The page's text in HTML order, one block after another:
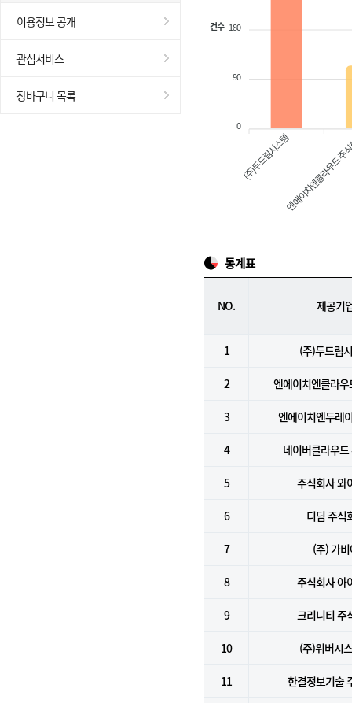
이용정보 공개
관심서비스
장바구니 목록
180
90
0
건수
(주)두드림시스템엔에이치엔클라우
통계표
NO. 제공기
1 (주)두드림
2 엔에이치엔클라
3 엔에이치엔두레
4 네이버클라우
5 주식회사 와
6 디딤 주식
7 (주) 가
8 주식회사 아
9 크리니티 주
10 (주)위버시
11 한결정보기술